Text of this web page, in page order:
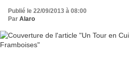
Publié le 22/09/2013 à 08:00
Par Alaro